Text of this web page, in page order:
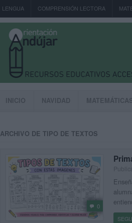
LENGUA COMPRENSIÓN LECTORA
INICIO NAVIDAD
ARCHIVO DE TIPO DE TEXTOS
0